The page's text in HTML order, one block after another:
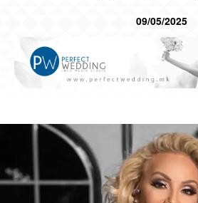
09/05/2025